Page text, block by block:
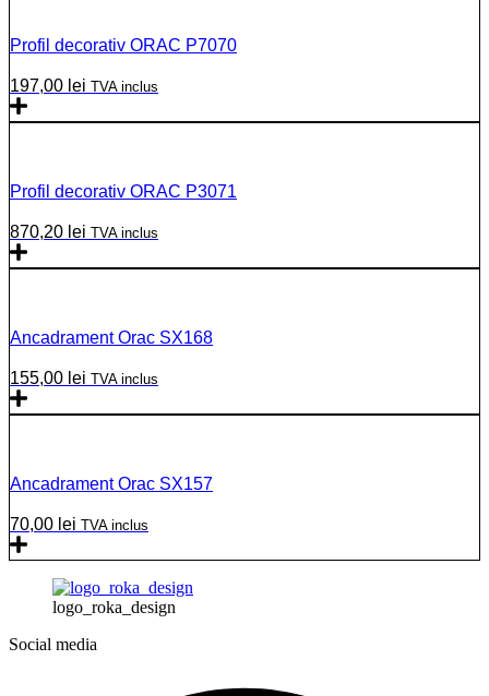
Profil decorativ ORAC P7070
197,00 lei TVA inclus
Profil decorativ ORAC P3071
870,20 lei TVA inclus
Ancadrament Orac SX168
155,00 lei TVA inclus
Ancadrament Orac SX157
70,00 lei TVA inclus
logo_roka_design
Social media